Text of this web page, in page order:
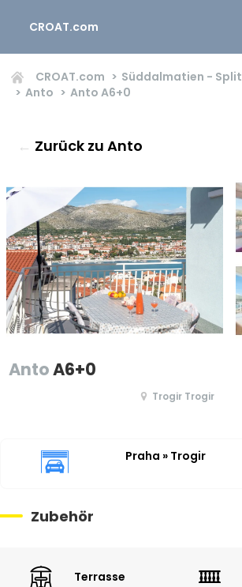
CROAT.com
CROAT.com Süddalmatien - Split
Anto
Anto A6+0
← Zurück zu Anto
AntoA6+0
Trogir Trogir
Praha » Trogir
Zubehör
Terrasse